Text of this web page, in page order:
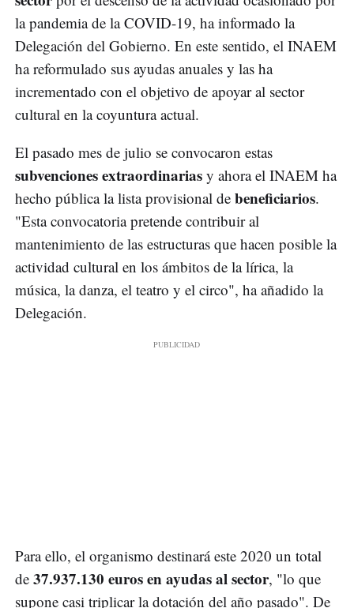
la pandemia de la COVID-19, ha informado la
Delegación del Gobierno. En este sentido, el INAEM
ha reformulado sus ayudas anuales y las ha
incrementado con el objetivo de apoyar al sector
cultural en la coyuntura actual.
El pasado mes de julio se convocaron estas
subvenciones extraordinarias y ahora el INAEM ha
hecho pública la lista provisional de beneficiarios.
"Esta convocatoria pretende contribuir al
mantenimiento de las estructuras que hacen posible la
actividad cultural en los ámbitos de la lírica, la
música, la danza, el teatro y el circo", ha añadido la
Delegación.
Para ello, el organismo destinará este 2020 un total
de 37.937.130 euros en ayudas al sector, "lo que
supone casi triplicar la dotación del año pasado". De